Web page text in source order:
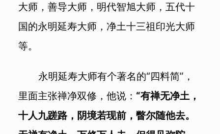
大师，善导大师，明代智旭大师，五代十
国的永明延寿大师，净土十三祖印光大师
等。
永明延寿大师有个著名的“四料简”，
里面主张禅净双修，他说： “有禅无净土，
十人九蹉路，阴境若现前，瞥尔随他去。